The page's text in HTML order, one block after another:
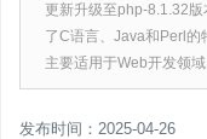
更新升级至php-8.1.32
了C语言、Java和Perl的
主要适用于Web开发领域
发布时间：2025-04-26